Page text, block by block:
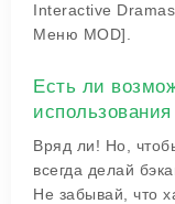
Interactive
Меню MOD].
Есть ли
Вряд ли! Но,
всегда делай
Не забывай, что